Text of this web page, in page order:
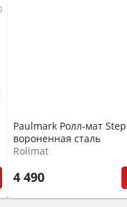
Paulmark Ролл-мат
вороненная сталь
Rollmat
4 490